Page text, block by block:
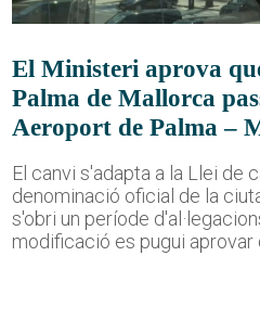
El Ministeri aprova
Palma de Mallorca
Aeroport de Palma –
El canvi s'adapta a la Llei de
denominació oficial de la
s'obri un període
modificació es pugui aprovar